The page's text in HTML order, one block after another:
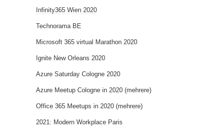
Infinity365 Wien 2020
Technorama BE
Microsoft 365 virtual Marathon 2020
Ignite New Orleans 2020
Azure Saturday Cologne 2020
Azure Meetup Cologne in 2020 (mehrere)
Office 365 Meetups in 2020 (mehrere)
2021: Modern Workplace Paris